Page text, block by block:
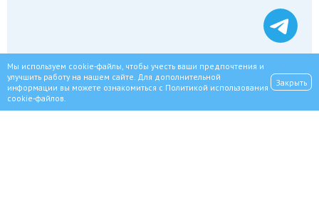
Мы используем cookie-файлы, чтобы учесть ваши предпочтения и
улучшить работу на нашем сайте. Для дополнительной
информации вы можете ознакомиться с Политикой использования
cookie-файлов.
Закрыть